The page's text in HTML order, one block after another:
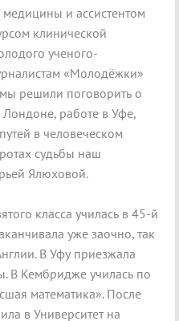
и ассистентом
клинической
ученого-
«Молодёжки»
решили поговорить о
работе в Уфе,
в человеческом
судьбы наш
Ялюховой.
класса училась в 45-й
уже заочно, так
В Уфу приезжала
В Кембридже училась по
математика». После
в Университет на